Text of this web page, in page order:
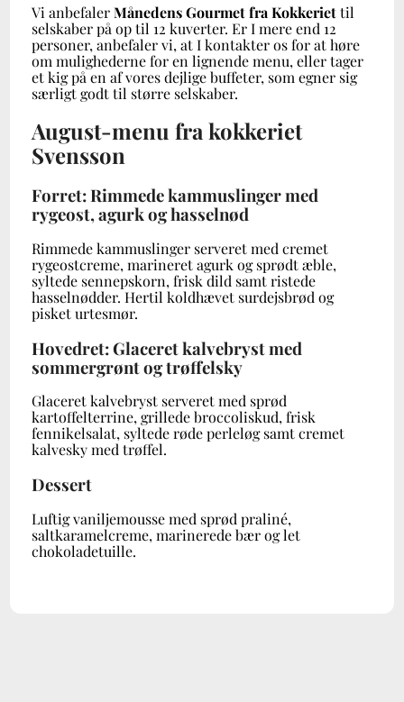
Vi anbefalerMånedens Gourmet fra Kokkeriettil
selskaber på op til 12 kuverter. Er I mere end 12
personer, anbefaler vi, at I kontakter os for at høre
om mulighederne for en lignende menu, eller tager
et kig på en af vores dejligebuffeter, som egner sig
særligt godt til større selskaber.
August-menu fra kokkeriet
Svensson
Forret: Rimmede kammuslinger med
rygeost, agurk og hasselnød
Rimmede kammuslinger serveret med cremet
rygeostcreme, marineret agurk og sprødt æble,
syltede sennepskorn, frisk dild samt ristede
hasselnødder. Hertil koldhævet surdejsbrød og
pisket urtesmør.
Hovedret: Glaceret kalvebryst med
sommergrønt og trøffelsky
Glaceret kalvebryst serveret med sprød
kartoffelterrine, grillede broccoliskud, frisk
fennikelsalat, syltede røde perleløg samt cremet
kalvesky med trøffel.
Dessert
Luftig vaniljemousse med sprød praliné,
saltkaramelcreme, marinerede bær og let
chokoladetuille.